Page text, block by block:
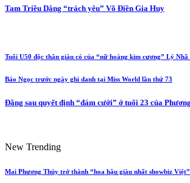
Tam Triều Dâng “trách yêu” Võ Điền Gia Huy
Tuổi U50 độc thân giàu có của “nữ hoàng kim cương” Lý
Bảo Ngọc trước ngày ghi danh tại Miss World lần thứ 73
Đằng sau quyết định “đám cưới” ở tuổi 23 của
New Trending
Mai Phương Thúy trở thành “hoa hậu giàu nhất showbiz